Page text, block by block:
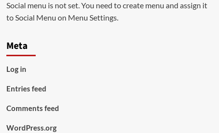
Social menu is not set. You need to create menu and assign it
to Social Menu on Menu Settings.
Meta
Log in
Entries feed
Comments feed
WordPress.org